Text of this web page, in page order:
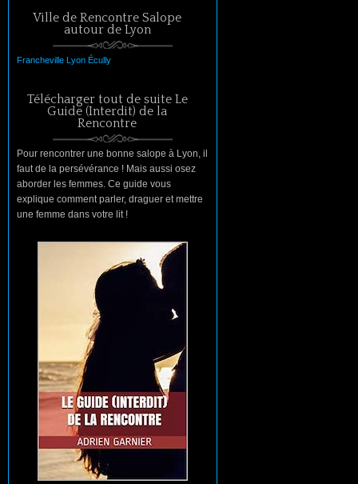
Ville de Rencontre Salope
autour de Lyon
Francheville Lyon Écully
Télécharger tout de suite Le
Guide (Interdit) de la
Rencontre
Pour rencontrer une bonne salope à Lyon, il
faut de la persévérance ! Mais aussi osez
aborder les femmes. Ce guide vous
explique comment parler, draguer et mettre
une femme dans votre lit !